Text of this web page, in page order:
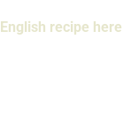
English recipe here